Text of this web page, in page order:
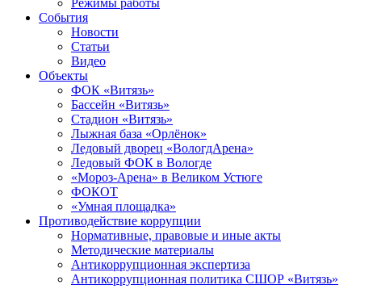
Режимы работы
События
Новости
Статьи
Видео
Объекты
ФОК «Витязь»
Бассейн «Витязь»
Стадион «Витязь»
Лыжная база «Орлёнок»
Ледовый дворец «ВологдАрена»
Ледовый ФОК в Вологде
«Мороз-Арена» в Великом Устюге
ФОКОТ
«Умная площадка»
Противодействие коррупции
Нормативные, правовые и иные акты
Методические материалы
Антикоррупционная экспертиза
Антикоррупционная политика СШОР «Витязь»